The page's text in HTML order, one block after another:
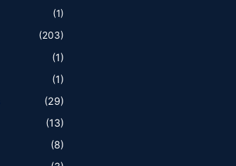
(1)
(203)
(1)
(1)
(29)
(13)
(8)